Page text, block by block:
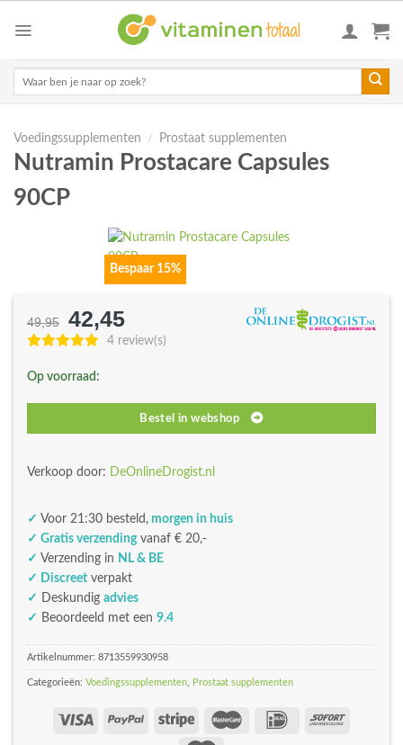
Voedingssupplementen / Prostaat supplementen
Nutramin Prostacare Capsules
90CP
Bespaar 15%
49,95
Oorspronkelijke
prijs
€49,95.
42,45Huidige
prijs
4 review(s)
Op voorraad:
Bestel in webshop
Verkoop door: DeOnlineDrogist.nl
✓ Voor 21:30 besteld, morgen in huis
✓ Gratis verzendingvanaf € 20,-
✓ Verzending in NL & BE
✓ Discreet verpakt
✓
Deskundig advies
✓ Beoordeeld met een 9.4
Artikelnummer: 8713559930958
Categorieën: Voedingssupplementen Prostaat supplementen